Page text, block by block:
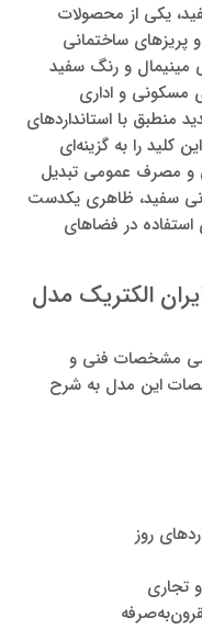
یکی از محصولات
پریزهای ساختمانی
و رنگ سفید
مسکونی و اداری
منطبق با استانداردهای
کلید را به گزینه‌ای
و مصرف عمومی تبدیل
سفید، ظاهری یکدست
در فضاهای
الکتریک مدل
مشخصات فنی و
این مدل به شرح
روز
تجاری